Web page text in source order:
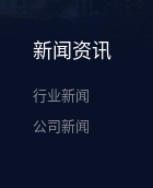
新闻资讯
行业新闻
公司新闻